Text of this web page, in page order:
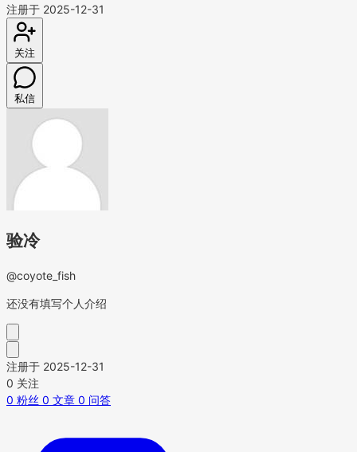
注册于 2025-12-31
关注
私信
验冷
@coyote_fish
还没有填写个人介绍
注册于 2025-12-31
0 关注
0 粉丝 0 文章 0 问答